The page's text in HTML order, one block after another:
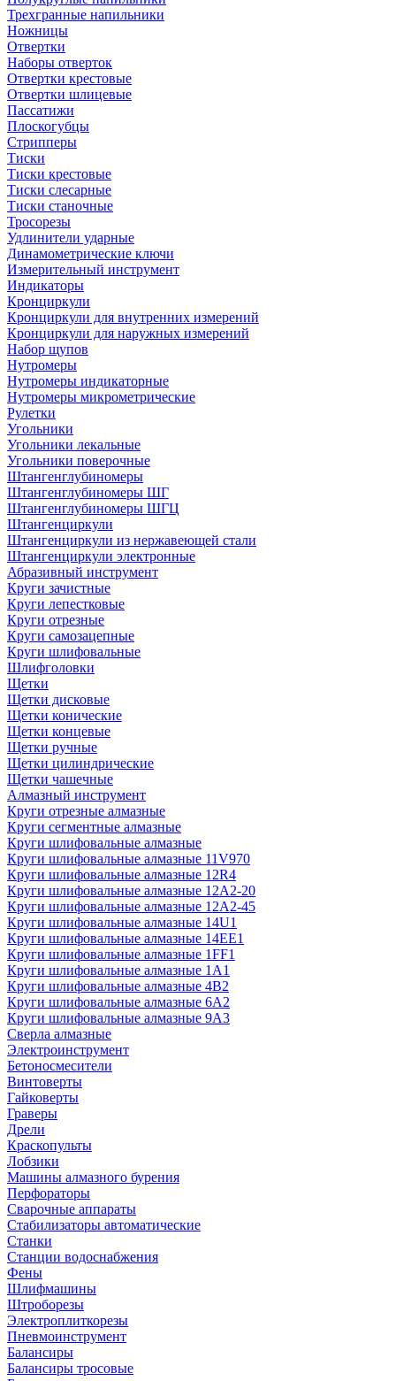
Трехгранные напильники
Ножницы
Отвертки
Наборы отверток
Отвертки крестовые
Отвертки шлицевые
Пассатижи
Плоскогубцы
Стрипперы
Тиски
Тиски крестовые
Тиски слесарные
Тиски станочные
Тросорезы
Удлинители ударные
Динамометрические ключи
Измерительный инструмент
Индикаторы
Кронциркули
Кронциркули для внутренних измерений
Кронциркули для наружных измерений
Набор щупов
Нутромеры
Нутромеры индикаторные
Нутромеры микрометрические
Рулетки
Угольники
Угольники лекальные
Угольники поверочные
Штангенглубиномеры
Штангенглубиномеры ШГ
Штангенглубиномеры ШГЦ
Штангенциркули
Штангенциркули из нержавеющей стали
Штангенциркули электронные
Абразивный инструмент
Круги зачистные
Круги лепестковые
Круги отрезные
Круги самозацепные
Круги шлифовальные
Шлифголовки
Щетки
Щетки дисковые
Щетки конические
Щетки концевые
Щетки ручные
Щетки цилиндрические
Щетки чашечные
Алмазный инструмент
Круги отрезные алмазные
Круги сегментные алмазные
Круги шлифовальные алмазные
Круги шлифовальные алмазные 11V970
Круги шлифовальные алмазные 12R4
Круги шлифовальные алмазные 12А2-20
Круги шлифовальные алмазные 12А2-45
Круги шлифовальные алмазные 14U1
Круги шлифовальные алмазные 14ЕЕ1
Круги шлифовальные алмазные 1FF1
Круги шлифовальные алмазные 1А1
Круги шлифовальные алмазные 4В2
Круги шлифовальные алмазные 6A2
Круги шлифовальные алмазные 9А3
Сверла алмазные
Электроинструмент
Бетоносмесители
Винтоверты
Гайковерты
Граверы
Дрели
Краскопульты
Лобзики
Машины алмазного бурения
Перфораторы
Сварочные аппараты
Стабилизаторы автоматические
Станки
Станции водоснабжения
Фены
Шлифмашины
Штроборезы
Электроплиткорезы
Пневмоинструмент
Балансиры
Балансиры тросовые